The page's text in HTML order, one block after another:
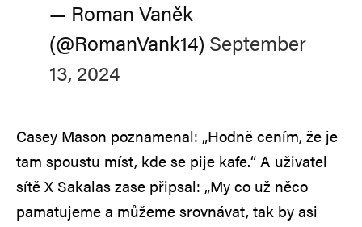
— Roman Vaněk
(@RomanVank14) September
13, 2024
Casey Mason poznamenal: „Hodně cením, že je
tam spoustu míst, kde se pije kafe.“ A uživatel
sítě X Sakalas zase připsal: „My co už něco
pamatujeme a můžeme srovnávat, tak by asi